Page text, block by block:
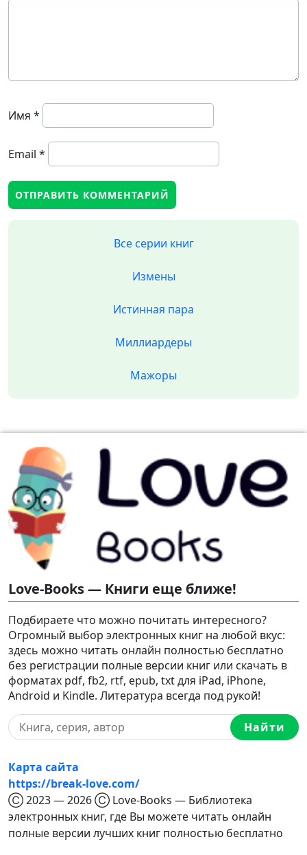
Имя *
Email *
Все серии книг
Измены
Истинная пара
Миллиардеры
Мажоры
Love-Books — Книги еще ближе!
Подбираете что можно почитать интересного?
Огромный выбор электронных книг на любой вкус:
здесь можно читать онлайн полностью бесплатно
без регистрации полные версии книг или скачать в
форматах pdf, fb2, rtf, epub, txt для iPad, iPhone,
Android и Kindle. Литература всегда под рукой!
Найти
Карта сайта
https://break-love.com/
Ⓒ 2023 — 2026 Ⓒ Love-Books — Библиотека
электронных книг, где Вы можете читать онлайн
полные версии лучших книг полностью бесплатно